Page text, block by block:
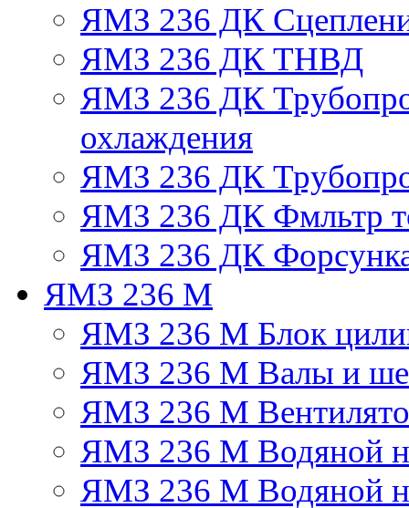
ЯМЗ 236 ДК
ЯМЗ 236 ДК ТНВД
ЯМЗ 236 ДК
охлаждения
ЯМЗ 236 ДК
ЯМЗ 236 ДК Фмльтр
ЯМЗ 236 ДК
ЯМЗ 236 М
ЯМЗ 236 М Блок
ЯМЗ 236 М Валы и
ЯМЗ 236 М
ЯМЗ 236 М Водяной
ЯМЗ 236 М Водяной